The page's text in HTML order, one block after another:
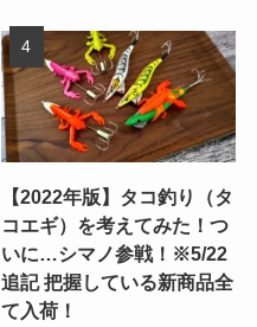
【2022年版】タコ釣り（タ
コエギ）を考えてみた！つ
いに…シマノ参戦！※5/22
追記 把握している新商品全
て入荷！